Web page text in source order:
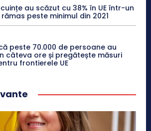
au scăzut cu 38% în UE într-un
peste minimul din 2021
peste 70.000 de persoane au
câteva ore și pregătește măsuri
frontierele UE